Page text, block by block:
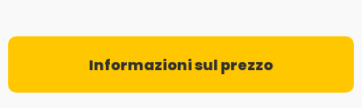
Informazioni sul prezzo